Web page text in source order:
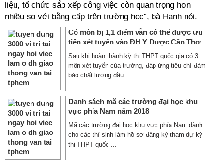
liệu, tổ chức sắp xếp công việc còn quan trọng hơn
nhiều so với bằng cấp trên trường học”, bà Hạnh nói.
Có môn bị 1,1 điểm vẫn có thể được ưu
tiên xét tuyển vào ĐH Y Dược Cần Thơ
Sau khi hoàn thành kỳ thi THPT quốc gia có 3
môn xét tuyển của trường, đáp ứng tiêu chí đảm
bảo chất lượng đầu ...
Danh sách mã các trường đại học khu
vực phía Nam năm 2018
Mã các trường đại học khu vực phía Nam dành
cho các thí sinh làm hồ sơ đăng ký tham dự kỳ
thi THPT quốc ...